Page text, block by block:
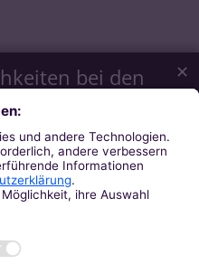
bei den
Datenschutz
Webseiten-Erlebnis bieten.
die für das Funktionieren
Mit Ihrer Zustimmung
andere Technologien, die
über Youtube, Audios
MapTiler ...) oder zu
Sie zulassen möchten.
Basis Ihrer Einstellungen
✕